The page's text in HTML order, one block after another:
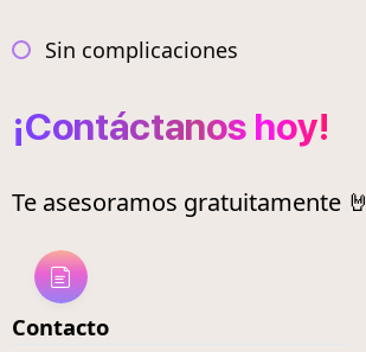
Sin complicaciones
¡Contáctanos hoy!
Te asesoramos gratuitamente 🤘
Contacto